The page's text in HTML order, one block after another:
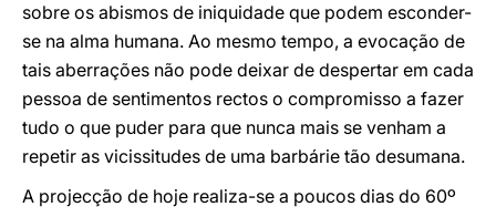
sobre os abismos de iniquidade que podem esconder-
se na alma humana. Ao mesmo tempo, a evocação de
tais aberrações não pode deixar de despertar em cada
pessoa de sentimentos rectos o compromisso a fazer
tudo o que puder para que nunca mais se venham a
repetir as vicissitudes de uma barbárie tão desumana.
A projecção de hoje realiza-se a poucos dias do 60º